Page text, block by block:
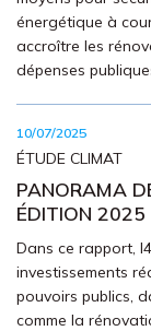
énergétique à
accroître les
dépenses
10/07/2025
ÉTUDE CLIMAT
PANORAMA
ÉDITION 2025
Dans ce rapport,
investissements
pouvoirs publics,
comme la